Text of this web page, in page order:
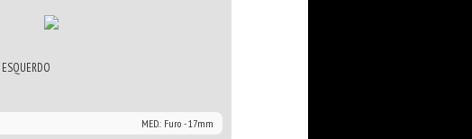
ESQUERDO
MED.: Furo - 17mm